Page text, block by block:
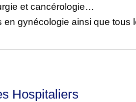
et cancérologie…
en gynécologie ainsi que tous
Hospitaliers